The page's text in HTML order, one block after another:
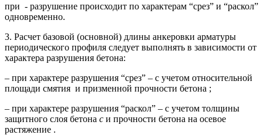
при - разрушение происходит по характерам “срез” и “раскол”
одновременно.
3. Расчет базовой (основной) длины анкеровки арматуры
периодического профиля следует выполнять в зависимости от
характера разрушения бетона:
– при характере разрушения “срез” – с учетом относительной
площади смятия и призменной прочности бетона ;
– при характере разрушения “раскол” – с учетом толщины
защитного слоя бетона с и прочности бетона на осевое
растяжение .